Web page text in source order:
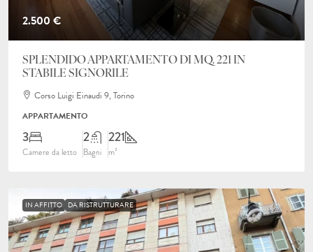
2.500 €
SPLENDIDO APPARTAMENTO DI MQ. 221 IN
STABILE SIGNORILE
Corso Luigi Einaudi 9, Torino
APPARTAMENTO
3
Camere da letto
2
Bagni
221
m²
IN AFFITTO DA RISTRUTTURARE